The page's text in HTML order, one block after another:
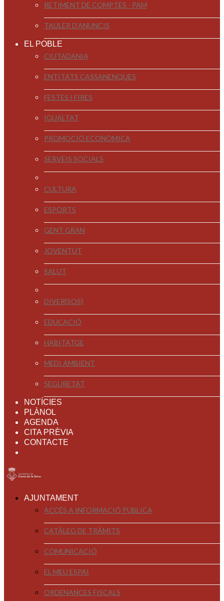
RETIMENT DE COMPTES - PAM
TAULER D'ANUNCIS
EL POBLE
CIUTADANIA
ENTITATS CASSANENQUES
FESTES I FIRES
IGUALTAT
PROMOCIÓ ECONÒMICA
SERVEIS SOCIALS
CULTURA
ESPORTS
GENT GRAN
JOVENTUT
SALUT
DIVER[SOS]
EDUCACIÓ
HABITATGE
MEDI AMBIENT
SEGURETAT
NOTÍCIES
PLÀNOL
AGENDA
CITA PRÈVIA
CONTACTE
AJUNTAMENT
ACCÉS A INFORMACIÓ PÚBLICA
CATÀLEG DE TRÀMITS
COMUNICACIÓ
EL MEU ESPAI
ORDENANCES FISCALS